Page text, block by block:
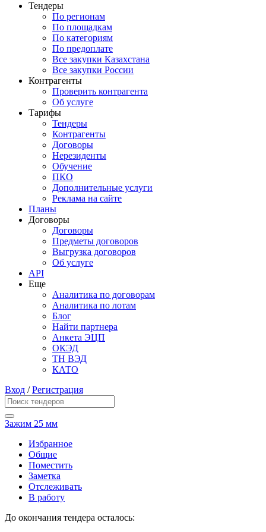
Тендеры
По регионам
По площадкам
По категориям
По предоплате
Все закупки Казахстана
Все закупки России
Контрагенты
Проверить контрагента
Об услуге
Тарифы
Тендеры
Контрагенты
Договоры
Нерезиденты
Обучение
ПКО
Дополнительные услуги
Реклама на сайте
Планы
Договоры
Договоры
Предметы договоров
Выгрузка договоров
Об услуге
API
Еще
Аналитика по договорам
Аналитика по лотам
Блог
Найти партнера
Анкета ЭЦП
ОКЭД
ТН ВЭД
КАТО
Вход /Регистрация
Зажим 25 мм
Избранное
Общие
Поместить
Заметка
Отслеживать
В работу
До окончания тендера осталось: